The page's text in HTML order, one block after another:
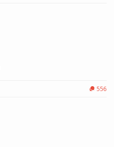
556